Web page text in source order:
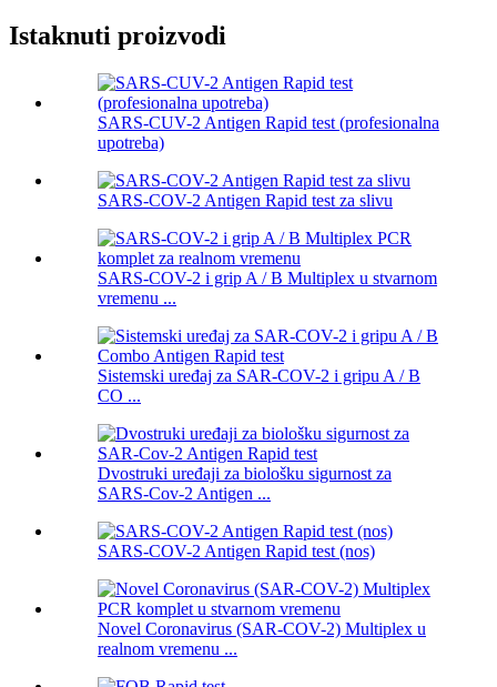
Istaknuti proizvodi
SARS-CUV-2 Antigen Rapid test (profesionalna
upotreba)
SARS-COV-2 Antigen Rapid test za slivu
SARS-COV-2 i grip A / B Multiplex u stvarnom
vremenu ...
Sistemski uređaj za SAR-COV-2 i gripu A / B
CO ...
Dvostruki uređaji za biološku sigurnost za
SARS-Cov-2 Antigen ...
SARS-COV-2 Antigen Rapid test (nos)
Novel Coronavirus (SAR-COV-2) Multiplex u
realnom vremenu ...